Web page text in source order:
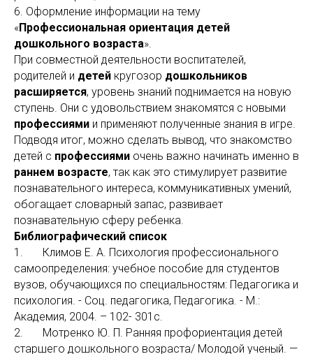
6. Оформление информации на тему
«Профессиональная ориентация детей
дошкольного возраста».
При совместной деятельности воспитателей,
родителей и детей кругозор дошкольников
расширяется, уровень знаний поднимается на новую
ступень. Они с удовольствием знакомятся с новыми
профессиями и применяют полученные знания в игре.
Подводя итог, можно сделать вывод, что знакомство
детей с профессиями очень важно начинать именно в
раннем возрасте, так как это стимулирует развитие
познавательного интереса, коммуникативных умений,
обогащает словарный запас, развивает
познавательную сферу ребенка.
Библиографический список
1. Климов Е. А. Психология профессионального
самоопределения: учебное пособие для студентов
вузов, обучающихся по специальностям: Педагогика и
психология. - Соц. педагогика, Педагогика. - М.:
Академия, 2004. – 102- 301с.
2. Мотренко Ю. П. Ранняя профориентация детей
старшего дошкольного возраста/ Молодой ученый. —